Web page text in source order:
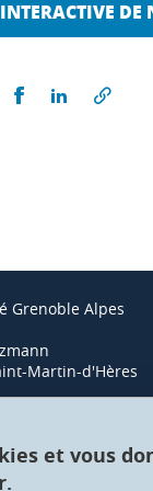
Partager sur
Partager
Grenoble Alpes
Martin-d'Hères
et vous